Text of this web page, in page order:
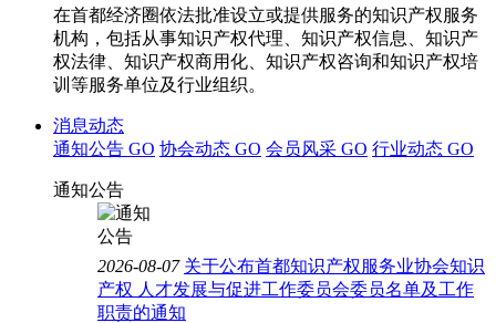
在首都经济圈依法批准设立或提供服务的知识产权服务
机构，包括从事知识产权代理、知识产权信息、知识产
权法律、知识产权商用化、知识产权咨询和知识产权培
训等服务单位及行业组织。
消息动态
通知公告 GO 协会动态 GO 会员风采 GO 行业动态 GO
通知公告
2026-08-07 关于公布首都知识产权服务业协会知识
产权 人才发展与促进工作委员会委员名单及工作
职责的通知